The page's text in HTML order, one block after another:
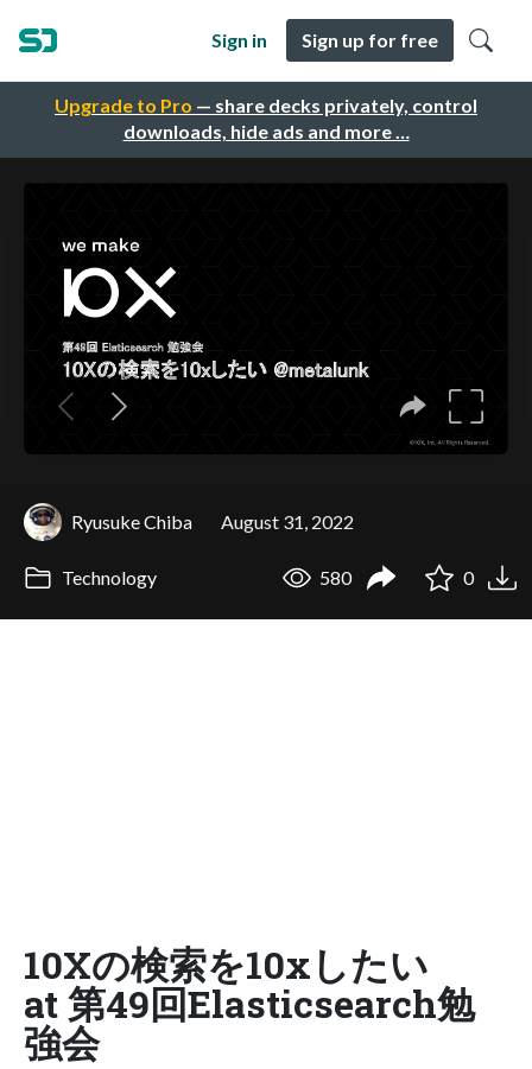
Upgrade to Pro — share decks privately, control
downloads, hide ads and more …
Sign in Sign up for free
Ryusuke Chiba August 31, 2022
Technology 580 0
10Xの検索を10xしたい
at 第49回Elasticsearch勉
強会